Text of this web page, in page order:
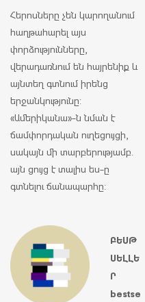
Հերոսները չեն կարողանում
հաղթահարել այս
փորձությունները,
վերադառնում են հայրենիք և
այնտեղ գտնում իրենց
երջանկությունը:
«Ամերիկանա»-ն նման է
ճամփորդական ուղեցույցի,
սակայն մի տարբերությամբ.
այն ցույց է տալիս ես-ը
գտնելու ճանապարհը:
ԲԵՍԹ
ՍԵԼԼԵ
Ր
bestse